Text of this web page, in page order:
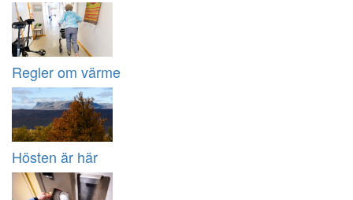
Regler om värme
Hösten är här